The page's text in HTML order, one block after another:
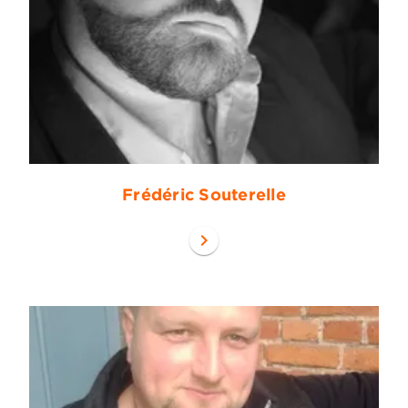
Frédéric Souterelle
chevron_right